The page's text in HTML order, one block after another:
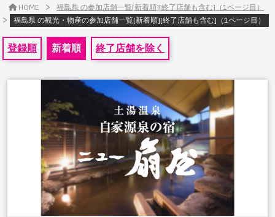
HOME > 福島県 の参加店舗一覧[新着順][終了店舗も含む]（1ページ目）
> 福島県 の観光・物産の参加店舗一覧[新着順][終了店舗も含む]（1ページ目）
登録順 新着順 終了店舗を除く